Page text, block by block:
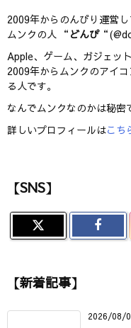
2009年からのんびり運営し
ムンクの人 “ どんぴ
Apple、ゲーム、ガジェッ
2009年からムンクのアイ
る人です。
なんでムンクなのかは秘密
詳しいプロフィールはこち
【SNS】
【新着記事】
2026/08/